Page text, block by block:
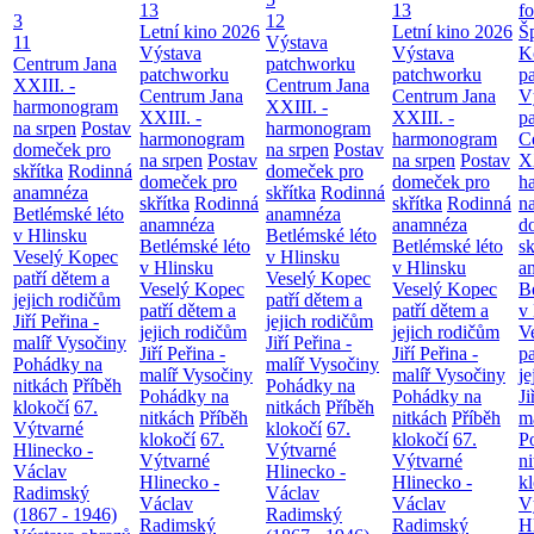
3
11
Centrum Jana
XXIII. -
harmonogram
na srpen Postav
domeček pro
skřítka Rodinná
anamnéza
Betlémské léto
v Hlinsku
Veselý Kopec
patří dětem a
jejich rodičům
Jiří Peřina -
malíř Vysočiny
Pohádky na
nitkách Příběh
klokočí 67.
Výtvarné
Hlinecko -
Václav
Radimský
(1867 - 1946)
13
Letní kino 2026
Výstava
patchworku
Centrum Jana
XXIII. -
harmonogram
na srpen Postav
domeček pro
skřítka Rodinná
anamnéza
Betlémské léto
v Hlinsku
Veselý Kopec
patří dětem a
jejich rodičům
Jiří Peřina -
malíř Vysočiny
Pohádky na
nitkách Příběh
klokočí 67.
Výtvarné
Hlinecko -
Václav
Radimský
12
Výstava
patchworku
Centrum Jana
XXIII. -
harmonogram
na srpen Postav
domeček pro
skřítka Rodinná
anamnéza
Betlémské léto
v Hlinsku
Veselý Kopec
patří dětem a
jejich rodičům
Jiří Peřina -
malíř Vysočiny
Pohádky na
nitkách Příběh
klokočí 67.
Výtvarné
Hlinecko -
Václav
Radimský
13
Letní kino 2026
Výstava
patchworku
Centrum Jana
XXIII. -
harmonogram
na srpen Postav
domeček pro
skřítka Rodinná
anamnéza
Betlémské léto
v Hlinsku
Veselý Kopec
patří dětem a
jejich rodičům
Jiří Peřina -
malíř Vysočiny
Pohádky na
nitkách Příběh
klokočí 67.
Výtvarné
Hlinecko -
Václav
Radimský
v